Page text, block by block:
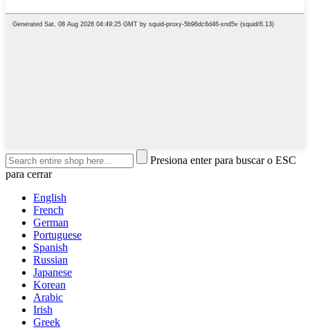
Presiona enter para buscar o ESC
para cerrar
English
French
German
Portuguese
Spanish
Russian
Japanese
Korean
Arabic
Irish
Greek